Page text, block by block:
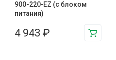
900-220-EZ (с блоком
питания)
4 943 ₽